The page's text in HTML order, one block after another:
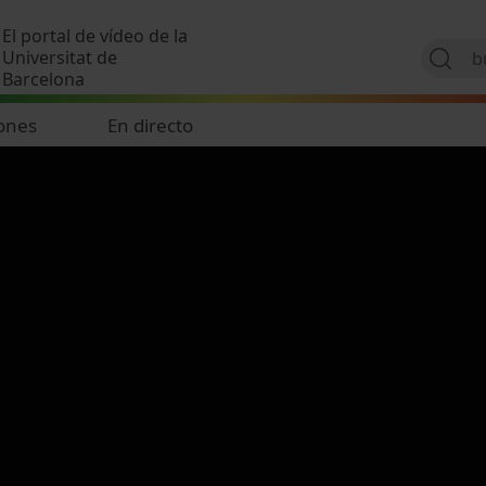
El portal de vídeo de la
Universitat de
Barcelona
En directo